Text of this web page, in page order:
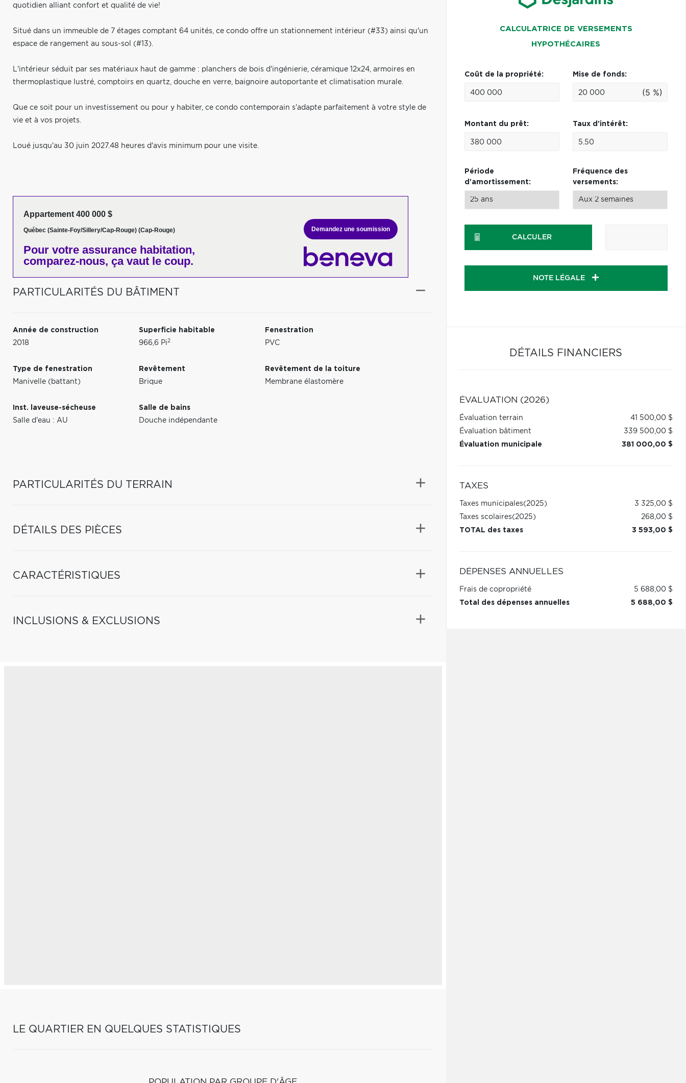
quotidien alliant confort et qualité de vie!
Situé dans un immeuble de 7 étages comptant 64 unités, ce condo offre un stationnement intérieur (#33) ainsi qu'un
espace de rangement au sous-sol (#13).
L'intérieur séduit par ses matériaux haut de gamme : planchers de bois d'ingénierie, céramique 12x24, armoires en
thermoplastique lustré, comptoirs en quartz, douche en verre, baignoire autoportante et climatisation murale.
Que ce soit pour un investissement ou pour y habiter, ce condo contemporain s'adapte parfaitement à votre style de
vie et à vos projets.
Loué jusqu'au 30 juin 2027.48 heures d'avis minimum pour une visite.
Appartement 400 000 $
Québec (Sainte-Foy/Sillery/Cap-Rouge) (Cap-Rouge)
Pour votre assurance habitation,
comparez-nous, ça vaut le coup.
Demandez une soumission
PARTICULARITÉS DU BÂTIMENT
Année de construction
2018
Superficie habitable
966,6 Pi2
Fenestration
PVC
Type de fenestration
Manivelle (battant)
Revêtement
Brique
Revêtement de la toiture
Membrane élastomère
Inst. laveuse-sécheuse
Salle d'eau : AU
Salle de bains
Douche indépendante
PARTICULARITÉS DU TERRAIN
DÉTAILS DES PIÈCES
CARACTÉRISTIQUES
INCLUSIONS & EXCLUSIONS
LE QUARTIER EN QUELQUES STATISTIQUES
CALCULATRICE DE VERSEMENTS
HYPOTHÉCAIRES
Coût de la propriété: Mise de fonds:
(5 %)
Montant du prêt: Taux d'intérêt:
Période
d'amortissement:
Fréquence des
versements:
CALCULER
NOTE LÉGALE
DÉTAILS FINANCIERS
ÉVALUATION (2026)
Évaluation terrain
41 500,00 $
Évaluation bâtiment
339 500,00 $
Évaluation municipale
381 000,00 $
TAXES
Taxes municipales(2025)
3 325,00 $
Taxes scolaires(2025)
268,00 $
TOTAL des taxes
3 593,00 $
DÉPENSES ANNUELLES
Frais de copropriété
5 688,00 $
Total des dépenses annuelles
5 688,00 $